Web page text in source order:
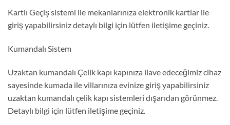
Kartlı Geçiş sistemi ile mekanlarınıza elektronik kartlar ile
giriş yapabilirsiniz detaylı bilgi için lütfen iletişime geçiniz.
Kumandalı Sistem
Uzaktan kumandalı Çelik kapı kapınıza ilave edeceğimiz cihaz
sayesinde kumada ile villarınıza evinize giriş yapabilirsiniz
uzaktan kumandalı çelik kapı sistemleri dışarıdan görünmez.
Detaylı bilgi için lütfen iletişime geçiniz.